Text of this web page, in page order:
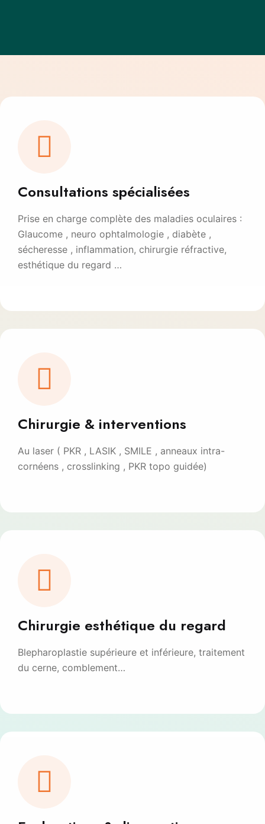
Consultations spécialisées
Prise en charge complète des maladies oculaires :
Glaucome , neuro ophtalmologie , diabète ,
sécheresse , inflammation, chirurgie réfractive,
esthétique du regard …
Chirurgie & interventions
Au laser ( PKR , LASIK , SMILE , anneaux intra-
cornéens , crosslinking , PKR topo guidée)
Chirurgie esthétique du regard
Blepharoplastie supérieure et inférieure, traitement
du cerne, comblement…